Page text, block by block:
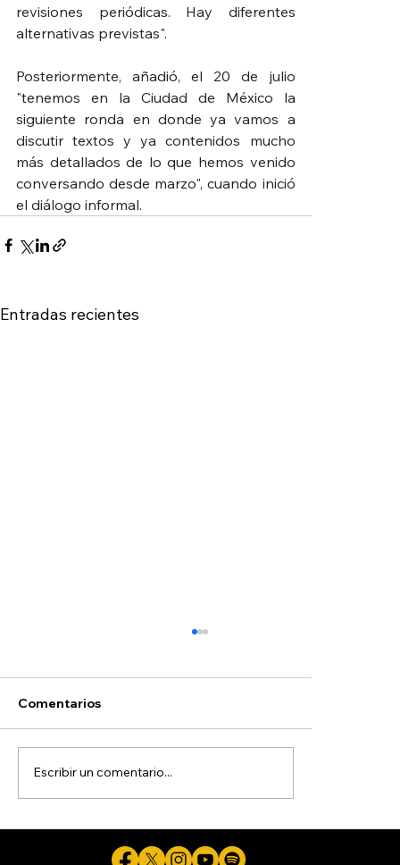
revisiones periódicas. Hay diferentes
alternativas previstas".
Posteriormente, añadió, el 20 de julio
"tenemos en la Ciudad de México la
siguiente ronda en donde ya vamos a
discutir textos y ya contenidos mucho
más detallados de lo que hemos venido
conversando desde marzo", cuando inició
el diálogo informal.
Entradas recientes
con aspiraciones electorales
Comentarios
Escribir un comentario...